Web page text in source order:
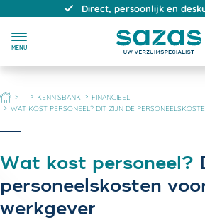
Direct, persoonlijk en
MENU
HOME KENNISBANK
FINANCIEEL
WAT KOST PERSONEEL? DIT ZIJN DE
Wat kost personeel?
personeelskosten
werkgever